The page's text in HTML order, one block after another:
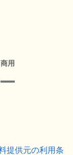
商用
提供元の利用条